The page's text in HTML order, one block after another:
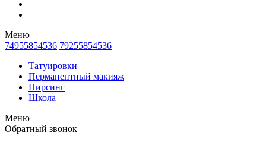
Меню
74955854536 79255854536
Татуировки
Перманентный макияж
Пирсинг
Школа
Меню
Обратный звонок